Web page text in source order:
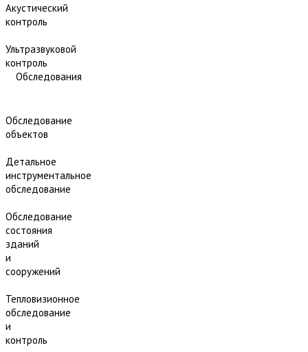
Акустический
контроль
Ультразвуковой
контроль
Обследования
Обследование
объектов
Детальное
инструментальное
обследование
Обследование
состояния
зданий
и
сооружений
Тепловизионное
обследование
и
контроль